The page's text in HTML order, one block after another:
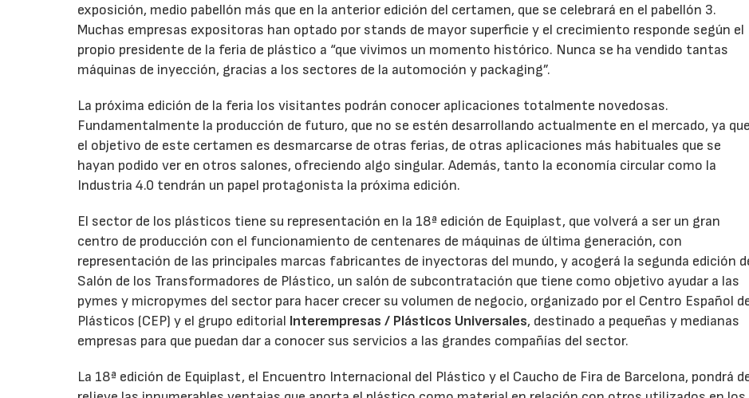
exposición, medio pabellón más que en la anterior edición del certamen, que se celebrará en el pabellón 3.
Muchas empresas expositoras han optado por stands de mayor superficie y el crecimiento responde según el
propio presidente de la feria de plástico a “que vivimos un momento histórico. Nunca se ha vendido tantas
máquinas de inyección, gracias a los sectores de la automoción y packaging”.
La próxima edición de la feria los visitantes podrán conocer aplicaciones totalmente novedosas.
Fundamentalmente la producción de futuro, que no se estén desarrollando actualmente en el mercado, ya que
el objetivo de este certamen es desmarcarse de otras ferias, de otras aplicaciones más habituales que se
hayan podido ver en otros salones, ofreciendo algo singular. Además, tanto la economía circular como la
Industria 4.0 tendrán un papel protagonista la próxima edición.
El sector de los plásticos tiene su representación en la 18ª edición de Equiplast, que volverá a ser un gran
centro de producción con el funcionamiento de centenares de máquinas de última generación, con
representación de las principales marcas fabricantes de inyectoras del mundo, y acogerá la segunda edición
Salón de los Transformadores de Plástico, un salón de subcontratación que tiene como objetivo ayudar a las
pymes y micropymes del sector para hacer crecer su volumen de negocio, organizado por el Centro Español
Plásticos (CEP) y el grupo editorial Interempresas / Plásticos Universales, destinado a pequeñas y medianas
empresas para que puedan dar a conocer sus servicios a las grandes compañías del sector.
La 18ª edición de Equiplast, el Encuentro Internacional del Plástico y el Caucho de Fira de Barcelona, pondrá
23/07/2026 30/07/2026